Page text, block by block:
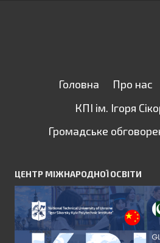
Головна Про нас
КПІ ім. Ігоря
Громадське
ЦЕНТР МІЖНАРОДНОЇ ОСВІТИ